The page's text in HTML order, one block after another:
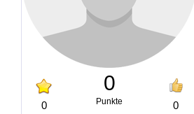
0
0
Punkte 0